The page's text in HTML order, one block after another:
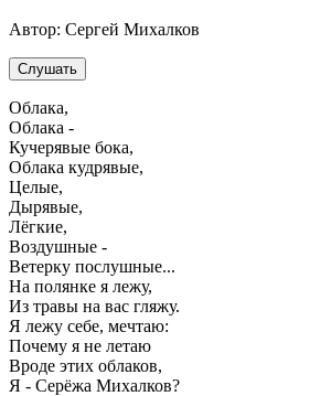
Автор: Сергей Михалков
Слушать
Облака,
Облака -
Кучерявые бока,
Облака кудрявые,
Целые,
Дырявые,
Лёгкие,
Воздушные -
Ветерку послушные...
На полянке я лежу,
Из травы на вас гляжу.
Я лежу себе, мечтаю:
Почему я не летаю
Вроде этих облаков,
Я - Серёжа Михалков?